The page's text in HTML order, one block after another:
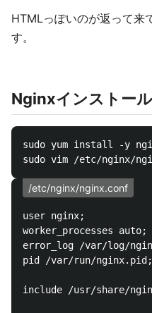
HTMLっぽいのが返って来
す。
Nginxインストー
sudo yum install -y
/etc/nginx/nginx.conf
user nginx;
worker_processes auto;
error_log /var/log/
pid /var/run/nginx.pid;
include /usr/share/